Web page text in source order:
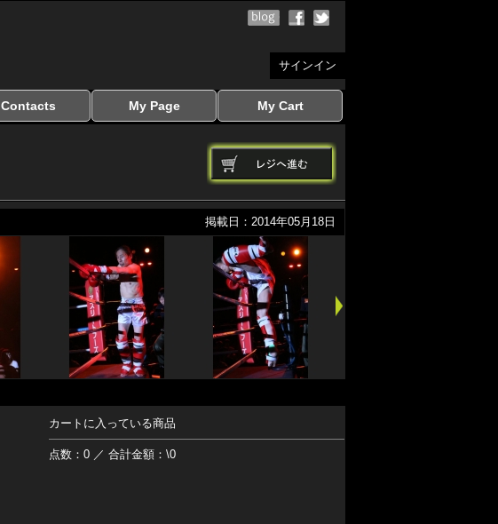
サインイン
Contacts My Page My Cart
カートを見る
掲載日：2014年05月18日
カートに入っている商品
点数：0 ／ 合計金額：\0